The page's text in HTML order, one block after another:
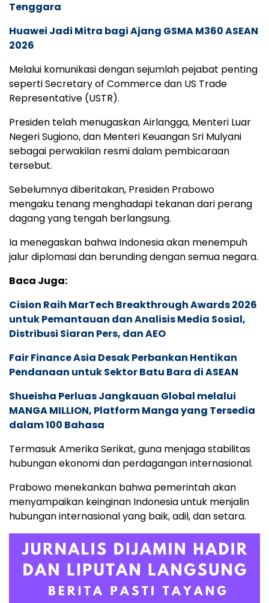
Tenggara
Huawei Jadi Mitra bagi Ajang GSMA M360 ASEAN
2026
Melalui komunikasi dengan sejumlah pejabat penting
seperti Secretary of Commerce dan US Trade
Representative (USTR).
Presiden telah menugaskan Airlangga, Menteri Luar
Negeri Sugiono, dan Menteri Keuangan Sri Mulyani
sebagai perwakilan resmi dalam pembicaraan
tersebut.
Sebelumnya diberitakan, Presiden Prabowo
mengaku tenang menghadapi tekanan dari perang
dagang yang tengah berlangsung.
Ia menegaskan bahwa Indonesia akan menempuh
jalur diplomasi dan berunding dengan semua negara.
Baca Juga:
Cision Raih MarTech Breakthrough Awards 2026
untuk Pemantauan dan Analisis Media Sosial,
Distribusi Siaran Pers, dan AEO
Fair Finance Asia Desak Perbankan Hentikan
Pendanaan untuk Sektor Batu Bara di ASEAN
Shueisha Perluas Jangkauan Global melalui
MANGA MILLION, Platform Manga yang Tersedia
dalam 100 Bahasa
Termasuk Amerika Serikat, guna menjaga stabilitas
hubungan ekonomi dan perdagangan internasional.
Prabowo menekankan bahwa pemerintah akan
menyampaikan keinginan Indonesia untuk menjalin
hubungan internasional yang baik, adil, dan setara.